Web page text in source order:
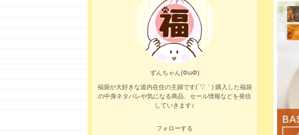
ずんちゃん(ΦωΦ)
福袋が大好きな道内在住の主婦です(´▽｀) 購入した福袋
の中身ネタバレや気になる商品、セール情報などを発信
していきます♪
フォローする